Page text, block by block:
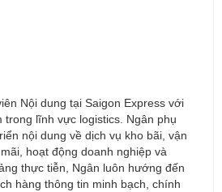
Nội dung tại Saigon Express với
trong lĩnh vực logistics. Ngân phụ
ển nội dung về dịch vụ kho bãi, vận
ãi, hoạt động doanh nghiệp và
thực tiễn, Ngân luôn hướng đến
hàng thông tin minh bạch, chính